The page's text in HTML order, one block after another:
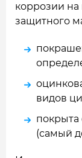
коррозии на
защитного
видов
(самый